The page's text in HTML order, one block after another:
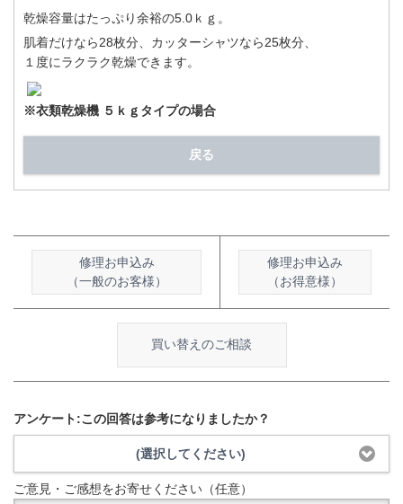
乾燥容量はたっぷり余裕の5.0ｋｇ。
肌着だけなら28枚分、カッターシャツなら25枚分、
１度にラクラク乾燥できます。
※衣類乾燥機 ５ｋｇタイプの場合
戻る
修理お申込み
（一般のお客様）
修理お申込み
（お得意様）
買い替えのご相談
アンケート:この回答は参考になりましたか？
(選択してください)
ご意見・ご感想をお寄せください（任意）